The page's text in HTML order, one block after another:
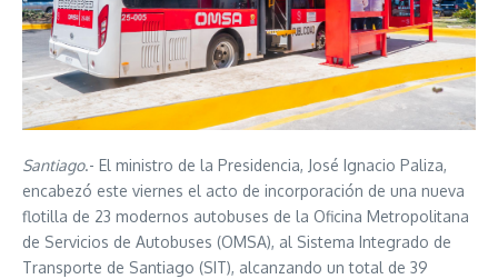
Santiago.- El ministro de la Presidencia, José Ignacio Paliza,
encabezó este viernes el acto de incorporación de una nueva
flotilla de 23 modernos autobuses de la Oficina Metropolitana
de Servicios de Autobuses (OMSA), al Sistema Integrado de
Transporte de Santiago (SIT), alcanzando un total de 39